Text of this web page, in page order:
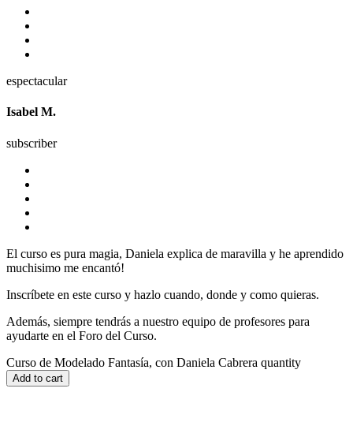
espectacular
Isabel M.
subscriber
El curso es pura magia, Daniela explica de maravilla y he aprendido
muchisimo me encantó!
Inscríbete en este curso y hazlo cuando, donde y como quieras.
Además, siempre tendrás a nuestro equipo de profesores para
ayudarte en el Foro del Curso.
Curso de Modelado Fantasía, con Daniela Cabrera quantity
Add to cart